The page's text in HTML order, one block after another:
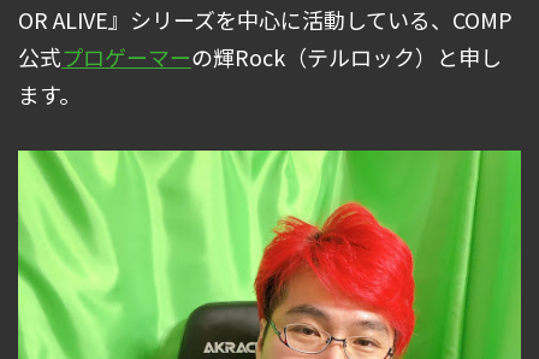
OR ALIVE』シリーズを中心に活動している、COMP
公式プロゲーマーの輝Rock（テルロック）と申し
ます。